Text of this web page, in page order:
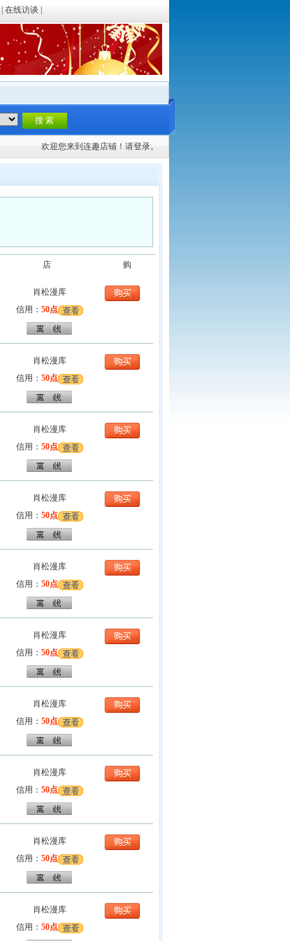
在线访谈
欢迎您来到连趣店铺！请登录。
店 购
肖松漫库
信用： 50点
肖松漫库
信用： 50点
肖松漫库
信用： 50点
肖松漫库
信用： 50点
肖松漫库
信用： 50点
肖松漫库
信用： 50点
肖松漫库
信用： 50点
肖松漫库
信用： 50点
肖松漫库
信用： 50点
肖松漫库
信用： 50点